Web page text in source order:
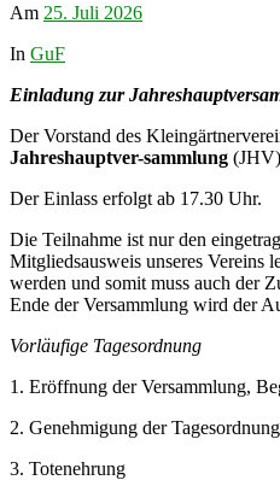
Am 25. Juli 2026
In GuF
Einladung zur
Der Vorstand des
Jahreshauptver-sammlung
Der Einlass erfolgt ab 17.30 Uhr.
Die Teilnahme ist nur den
Mitgliedsausweis unseres Vereins
werden und somit muss auch der
Ende der Versammlung wird der
Vorläufige Tagesordnung
1. Eröffnung der Versammlung,
2. Genehmigung der Tagesordnung
3. Totenehrung